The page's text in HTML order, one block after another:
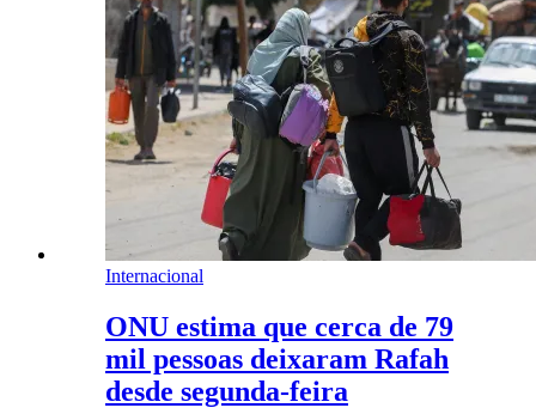
Internacional
ONU estima que cerca de 79
mil pessoas deixaram Rafah
desde segunda-feira